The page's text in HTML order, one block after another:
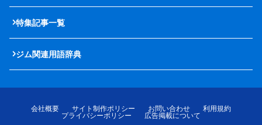
特集記事一覧
ジム関連用語辞典
会社概要 サイト制作ポリシー お問い合わせ
利用規約
プライバシーポリシー
広告掲載について